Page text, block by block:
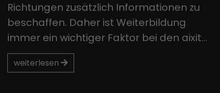
Richtungen zusätzlich Informationen zu
beschaffen. Daher ist Weiterbildung
immer ein wichtiger Faktor bei den aixit…
weiterlesen